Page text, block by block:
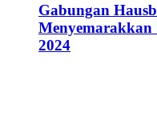
Gabungan
Menyemarakkan
2024